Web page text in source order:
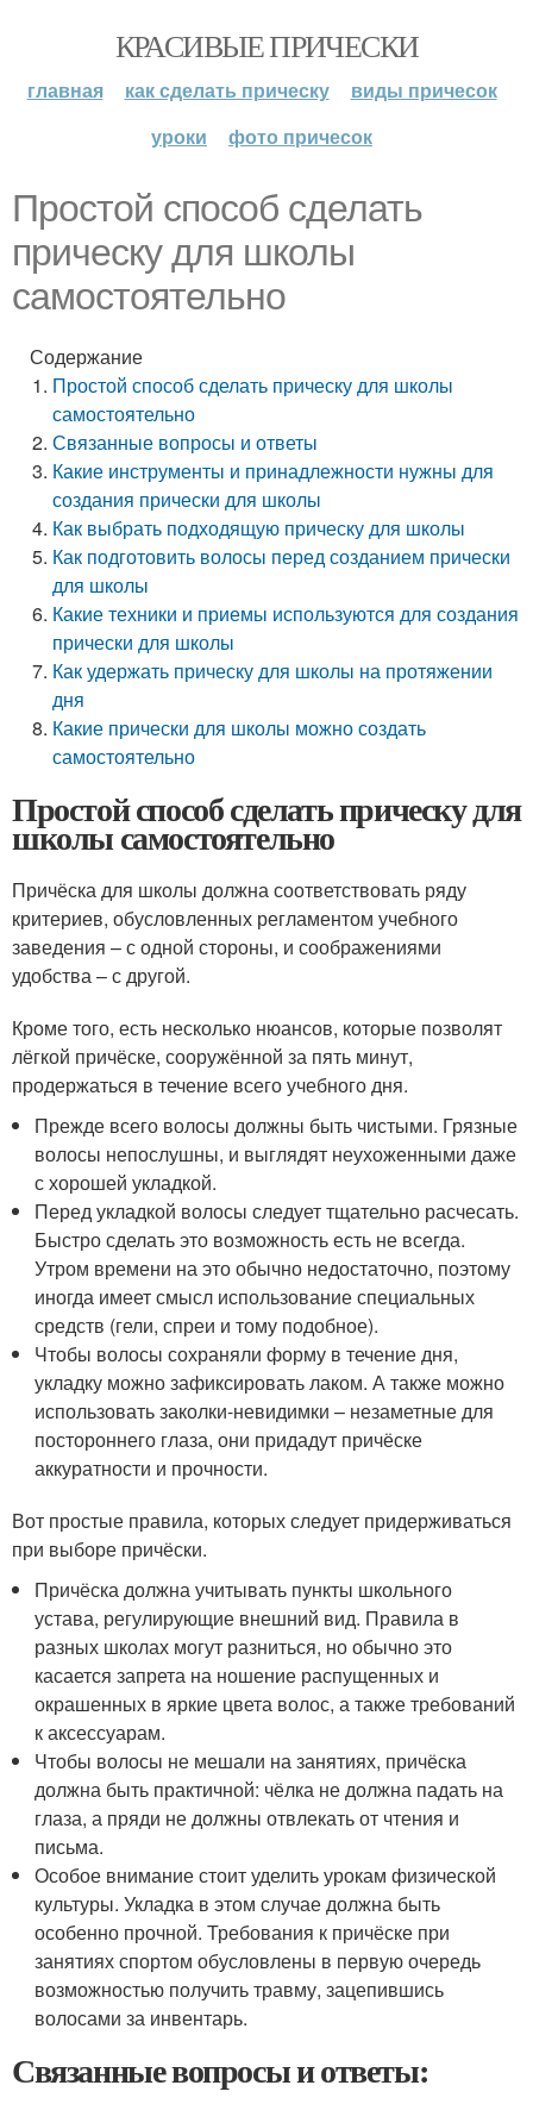
КРАСИВЫЕ ПРИЧЕСКИ
главная как сделать прическу
виды причесок
уроки
фото причесок
Простой способ сделать
прическу для школы
самостоятельно
Содержание
Простой способ сделать прическу для школы
самостоятельно
Связанные вопросы и ответы
Какие инструменты и принадлежности нужны для
создания прически для школы
Как выбрать подходящую прическу для школы
Как подготовить волосы перед созданием прически
для школы
Какие техники и приемы используются для создания
прически для школы
Как удержать прическу для школы на протяжении
дня
Какие прически для школы можно создать
самостоятельно
Простой способ сделать прическу для
школы самостоятельно
Причёска для школы должна соответствовать ряду
критериев, обусловленных регламентом учебного
заведения – с одной стороны, и соображениями
удобства – с другой.
Кроме того, есть несколько нюансов, которые позволят
лёгкой причёске, сооружённой за пять минут,
продержаться в течение всего учебного дня.
Прежде всего волосы должны быть чистыми. Грязные
волосы непослушны, и выглядят неухоженными даже
с хорошей укладкой.
Перед укладкой волосы следует тщательно расчесать.
Быстро сделать это возможность есть не всегда.
Утром времени на это обычно недостаточно, поэтому
иногда имеет смысл использование специальных
средств (гели, спреи и тому подобное).
Чтобы волосы сохраняли форму в течение дня,
укладку можно зафиксировать лаком. А также можно
использовать заколки-невидимки – незаметные для
постороннего глаза, они придадут причёске
аккуратности и прочности.
Вот простые правила, которых следует придерживаться
при выборе причёски.
Причёска должна учитывать пункты школьного
устава, регулирующие внешний вид. Правила в
разных школах могут разниться, но обычно это
касается запрета на ношение распущенных и
окрашенных в яркие цвета волос, а также требований
к аксессуарам.
Чтобы волосы не мешали на занятиях, причёска
должна быть практичной: чёлка не должна падать на
глаза, а пряди не должны отвлекать от чтения и
письма.
Особое внимание стоит уделить урокам физической
культуры. Укладка в этом случае должна быть
особенно прочной. Требования к причёске при
занятиях спортом обусловлены в первую очередь
возможностью получить травму, зацепившись
волосами за инвентарь.
Связанные вопросы и ответы: